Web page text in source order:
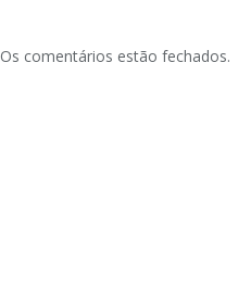
Os comentários estão fechados.